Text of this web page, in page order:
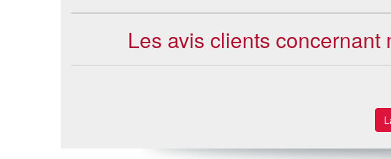
Les avis clients